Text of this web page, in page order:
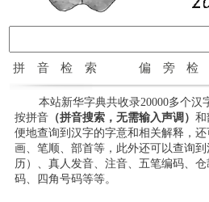
拼音检索 偏旁检
本站新华字典共收录20000多个汉
按拼音（拼音搜索，无需输入声调） 和
便地查询到汉字的字意和相关解释，
画、笔顺、部首等，此外还可以查询
历）、真人发音、注音、五笔编码、
码、四角号码等等。